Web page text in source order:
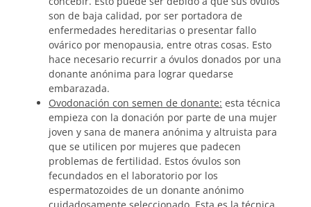
son de baja calidad, por ser portadora de
enfermedades hereditarias o presentar fallo
ovárico por menopausia, entre otras cosas. Esto
hace necesario recurrir a óvulos donados por una
donante anónima para lograr quedarse
embarazada.
Ovodonación con semen de donante: esta técnica
empieza con la donación por parte de una mujer
joven y sana de manera anónima y altruista para
que se utilicen por mujeres que padecen
problemas de fertilidad. Estos óvulos son
fecundados en el laboratorio por los
espermatozoides de un donante anónimo
cuidadosamente seleccionado. Esta es la técnica